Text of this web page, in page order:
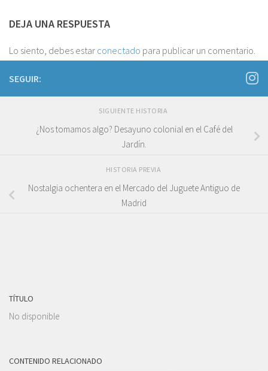
DEJA UNA RESPUESTA
Lo siento, debes estar conectado para publicar un comentario.
SEGUIR:
SIGUIENTE HISTORIA
¿Nos tomamos algo? Desayuno colonial en el Café del
Jardín.
HISTORIA PREVIA
Nostalgia ochentera en el Mercado del Juguete Antiguo de
Madrid
TÍTULO
No disponible
CONTENIDO RELACIONADO